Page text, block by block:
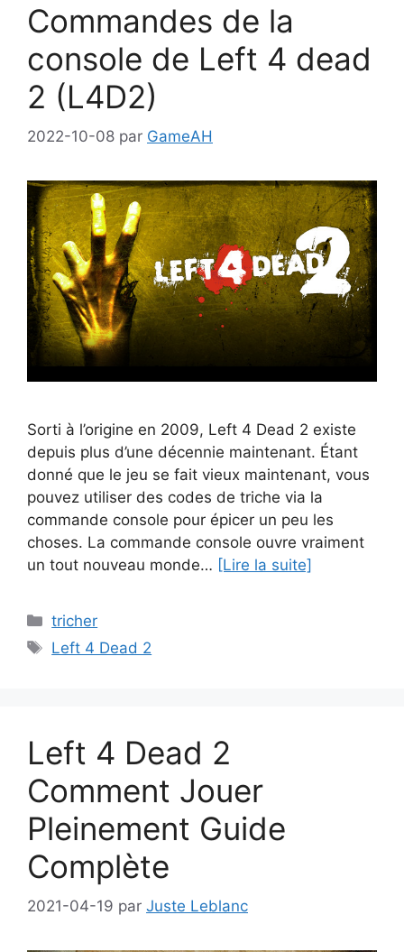
Commandes de la
console de Left 4 dead
2 (L4D2)
2022-10-08 par GameAH
Sorti à l’origine en 2009, Left 4 Dead 2 existe
depuis plus d’une décennie maintenant. Étant
donné que le jeu se fait vieux maintenant, vous
pouvez utiliser des codes de triche via la
commande console pour épicer un peu les
choses. La commande console ouvre vraiment
un tout nouveau monde… [Lire la suite]
Catégories
tricher
Étiquettes
Left 4 Dead 2
Left 4 Dead 2
Comment Jouer
Pleinement Guide
Complète
2021-04-19 par Juste Leblanc